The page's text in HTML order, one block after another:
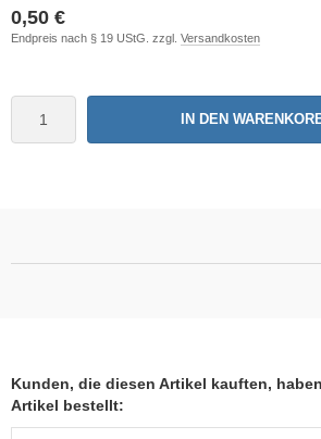
0,50 €
Endpreis nach § 19 UStG. zzgl. Versandkosten
IN DEN
Kunden, die diesen Artikel kauften,
Artikel bestellt: